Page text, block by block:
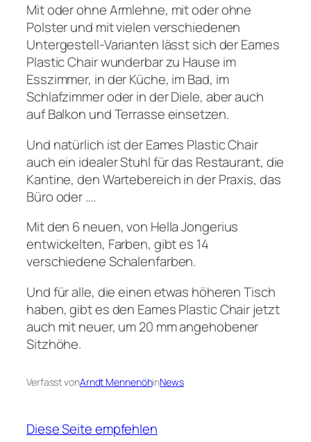
Mit oder ohne Armlehne, mit oder ohne
Polster und mit vielen verschiedenen
Untergestell-Varianten lässt sich der Eames
Plastic Chair wunderbar zu Hause im
Esszimmer, in der Küche, im Bad, im
Schlafzimmer oder in der Diele, aber auch
auf Balkon und Terrasse einsetzen.
Und natürlich ist der Eames Plastic Chair
auch ein idealer Stuhl für das Restaurant, die
Kantine, den Wartebereich in der Praxis, das
Büro oder ….
Mit den 6 neuen, von Hella Jongerius
entwickelten, Farben, gibt es 14
verschiedene Schalenfarben.
Und für alle, die einen etwas höheren Tisch
haben, gibt es den Eames Plastic Chair jetzt
auch mit neuer, um 20 mm angehobener
Sitzhöhe.
Verfasst vonArndt MennenöhinNews
Diese Seite empfehlen